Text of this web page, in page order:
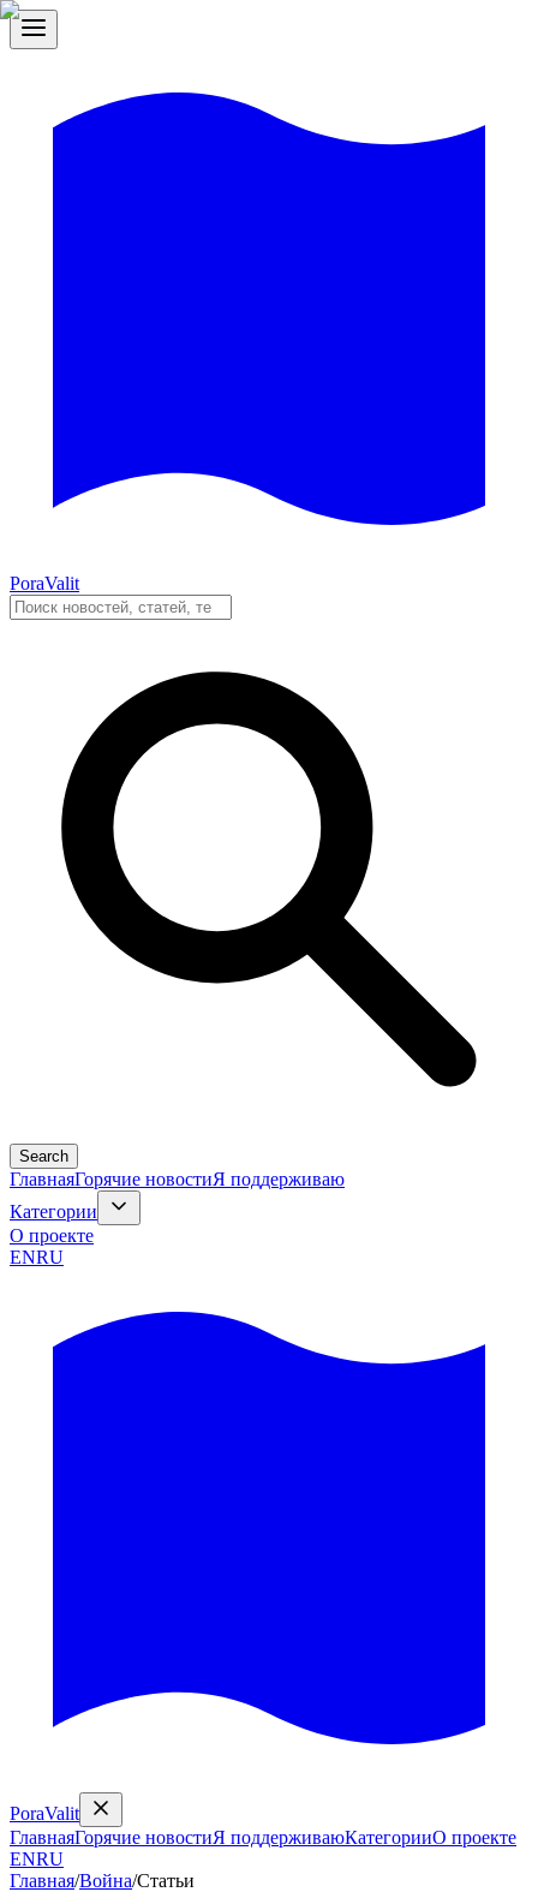
PoraValit
Search
ГлавнаяГорячие новостиЯ поддерживаю
Категории
О проекте
ENRU
PoraValit
ГлавнаяГорячие новостиЯ поддерживаюКатегорииО проекте
ENRU
Главная/Война/Статьи